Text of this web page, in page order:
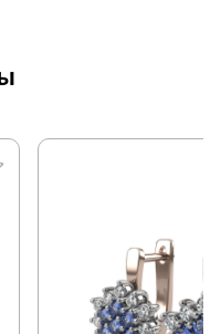
и согласен с условиями